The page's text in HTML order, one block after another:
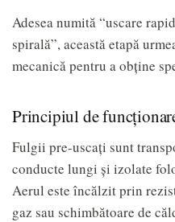
Adesea numită “uscare
spirală”, această etapă
mecanică pentru a obține
Principiul de
Fulgii pre-uscați sunt
conducte lungi și izolate
Aerul este încălzit prin
gaz sau schimbătoare de